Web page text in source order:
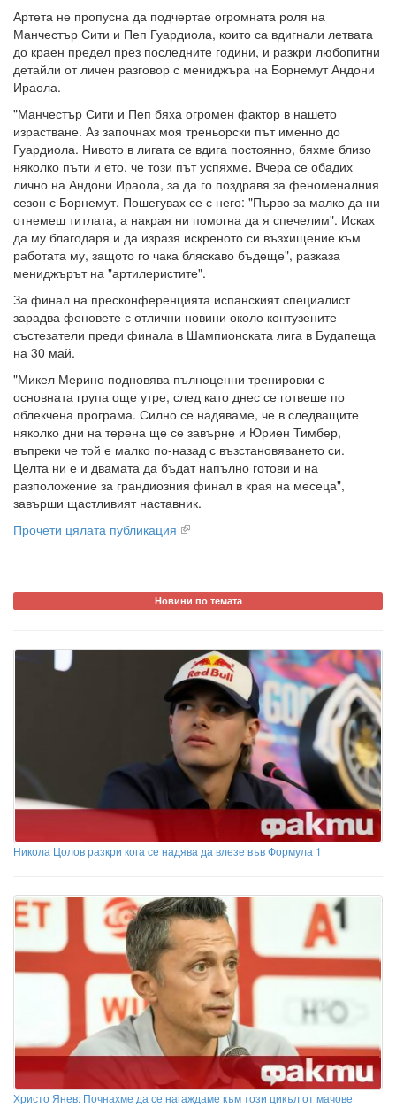
Артета не пропусна да подчертае огромната роля на
Манчестър Сити и Пеп Гуардиола, които са вдигнали летвата
до краен предел през последните години, и разкри любопитни
детайли от личен разговор с мениджъра на Борнемут Андони
Ираола.
"Манчестър Сити и Пеп бяха огромен фактор в нашето
израстване. Аз започнах моя треньорски път именно до
Гуардиола. Нивото в лигата се вдига постоянно, бяхме близо
няколко пъти и ето, че този път успяхме. Вчера се обадих
лично на Андони Ираола, за да го поздравя за феноменалния
сезон с Борнемут. Пошегувах се с него: "Първо за малко да ни
отнемеш титлата, а накрая ни помогна да я спечелим". Исках
да му благодаря и да изразя искреното си възхищение към
работата му, защото го чака бляскаво бъдеще", разказа
мениджърът на "артилеристите".
За финал на пресконференцията испанският специалист
зарадва феновете с отлични новини около контузените
състезатели преди финала в Шампионската лига в Будапеща
на 30 май.
"Микел Мерино подновява пълноценни тренировки с
основната група още утре, след като днес се готвеше по
облекчена програма. Силно се надяваме, че в следващите
няколко дни на терена ще се завърне и Юриен Тимбер,
въпреки че той е малко по-назад с възстановяването си.
Целта ни е и двамата да бъдат напълно готови и на
разположение за грандиозния финал в края на месеца",
завърши щастливият наставник.
Прочети цялата публикация
Новини по темата
Никола Цолов разкри кога се надява да влезе във Формула 1
Христо Янев: Почнахме да се нагаждаме към този цикъл от мачове